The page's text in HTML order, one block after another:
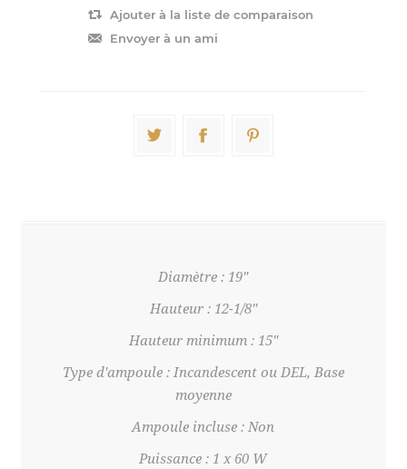
Diamètre : 19"
Hauteur : 12-1/8"
Hauteur minimum : 15"
Type d'ampoule : Incandescent ou DEL, Base
moyenne
Ampoule incluse : Non
Puissance : 1 x 60 W